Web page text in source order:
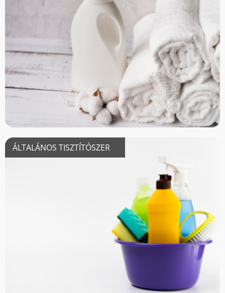
ÁLTALÁNOS TISZTÍTÓSZER